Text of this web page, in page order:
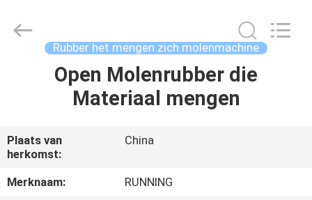
ONGEVEER
ONS
Machine
CO.,LTD.
Rubber het mengen zich molenmachine
Open Molenrubber die
Materiaal mengen
Plaats van
herkomst:
China
Merknaam:
RUNNING